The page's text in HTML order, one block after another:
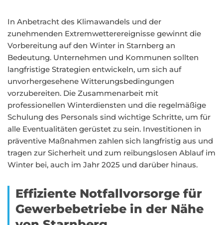
In Anbetracht des Klimawandels und der
zunehmenden Extremwetterereignisse gewinnt die
Vorbereitung auf den Winter in Starnberg an
Bedeutung. Unternehmen und Kommunen sollten
langfristige Strategien entwickeln, um sich auf
unvorhergesehene Witterungsbedingungen
vorzubereiten. Die Zusammenarbeit mit
professionellen Winterdiensten und die regelmäßige
Schulung des Personals sind wichtige Schritte, um für
alle Eventualitäten gerüstet zu sein. Investitionen in
präventive Maßnahmen zahlen sich langfristig aus und
tragen zur Sicherheit und zum reibungslosen Ablauf im
Winter bei, auch im Jahr 2025 und darüber hinaus.
Effiziente Notfallvorsorge für
Gewerbebetriebe in der Nähe